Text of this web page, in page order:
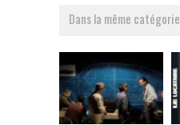
Dans la même catégorie